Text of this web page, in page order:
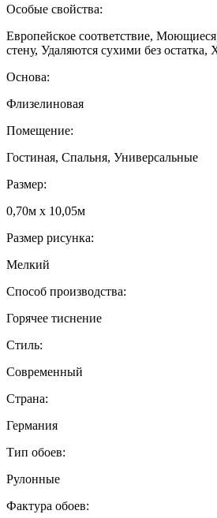
Особые свойства:
Европейское соответствие,
стену, Удаляются сухими без остатка,
Основа:
Флизелиновая
Помещение:
Гостиная, Спальня, Универсальные
Размер:
0,70м x 10,05м
Размер рисунка:
Мелкий
Способ производства:
Горячее тиснение
Стиль:
Современный
Страна:
Германия
Тип обоев:
Рулонные
Фактура обоев: